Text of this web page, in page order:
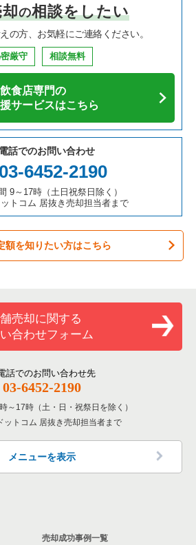
の案件一覧
居抜き売却物件の案件一覧
件の案件一覧
売却物件の案件一覧
居抜き売却物件の案件一覧
ックの居抜き売却物件の案件一覧
の案件一覧
ーの居抜き売却物件の案件一覧
の案件一覧
件の案件一覧
き売却物件の案件一覧
き売却物件の案件一覧
き売却物件の案件一覧
き売却物件の案件一覧
き売却物件の案件一覧
の居抜き売却物件の案件一覧
の居抜き売却物件の案件一覧
の居抜き売却物件の案件一覧
の居抜き売却物件の案件一覧
居抜き売却物件の案件一覧
の居抜き売却物件の案件一覧
居抜き売却物件の案件一覧
き売却物件の案件一覧
売却物件の案件一覧
売却物件の案件一覧
好み焼の居抜き売却物件の案件一覧
居抜き売却物件の案件一覧
き売却物件の案件一覧
の居抜き売却物件の案件一覧
・デリの居抜き売却物件の案件一覧
ブ・スナックの居抜き売却物件の案件一
ニングバーの居抜き売却物件の案件一覧
売却物件の案件一覧
売却物件の案件一覧
き売却物件の案件一覧
ア料理の居抜き売却物件の案件一覧
居抜き売却物件の案件一覧
き・お好み焼の居抜き売却物件の案件一
アウトの居抜き売却物件の案件一覧
ケ・パブ・スナックの居抜き売却物件の
居抜き売却物件の案件一覧
居抜き売却物件の案件一覧
の居抜き売却物件の案件一覧
の相談をしたい
の方、お気軽にご連絡ください。
厳守 相談無料
飲食店専門の
サービスはこちら
話でのお問い合わせ
03-6452-2190
9～17時（土日祝祭日除く）
トコム 居抜き売却担当者まで
額を知りたい方はこちら
売却に関する
合わせフォーム
話でのお問い合わせ先
03-6452-2190
～17時（土・日・祝祭日を除く）
ットコム 居抜き売却担当者まで
メニューを表示
売却成功事例一覧